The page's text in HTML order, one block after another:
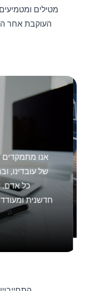
מטילים
העוקבת אחר